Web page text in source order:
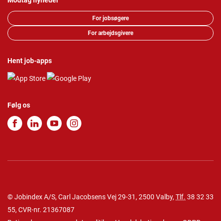
For jobsøgere
For arbejdsgivere
Hent job-apps
Følg os
© Jobindex A/S, Carl Jacobsens Vej 29-31, 2500 Valby, Tlf. 38 32 33
55, CVR-nr. 21367087